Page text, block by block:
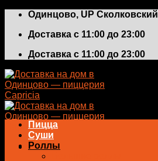
Skip
content
Одинцово, UP Сколковский
Доставка с 11:00 до 23:00
Доставка с 11:00 до 23:00
Пицца
Суши
Роллы